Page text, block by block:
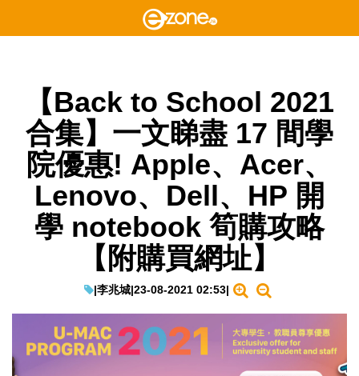
【Back to School 2021
合集】一文睇盡 17 間學
院優惠! Apple、Acer、
Lenovo、Dell、HP 開
學 notebook 筍購攻略
【附購買網址】
|李兆城|23-08-2021 02:53|